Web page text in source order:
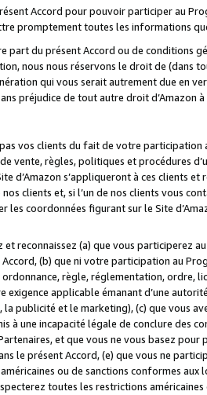
Accord pour pouvoir participer au
promptement toutes les informations
part du présent Accord ou de conditions
nous nous réservons le droit de (dans
qui vous serait autrement due en
préjudice de tout autre droit
vos clients du fait de votre
vente, règles, politiques et procédures
d’Amazon s’appliqueront à ces clients
clients et, si l’un de nos clients vous
les coordonnées figurant sur le Site
et reconnaissez (a) que vous participerez
(b) que ni votre participation au
règle, réglementation, ordre,
exigence applicable émanant d’une
publicité et le marketing), (c) que vous
à une incapacité légale de conclure des
et que vous ne vous basez
le présent Accord, (e) que vous ne
ou de sanctions conformes
toutes les restrictions